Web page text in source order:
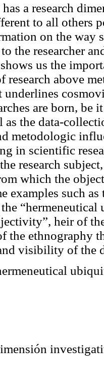
a research
to all others
on the way
the researcher
us the
research above
underlines
are born,
as the data-
metodologic
in scientific
research
which the
examples such
heir of
the ethnography
visibility of the